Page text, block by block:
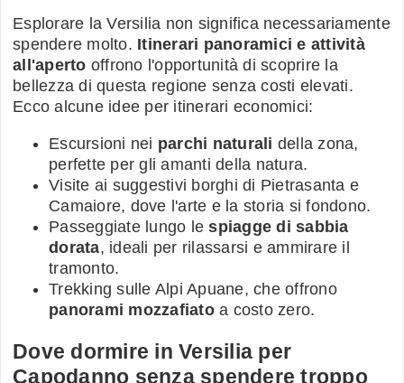
Esplorare la Versilia non significa necessariamente
spendere molto. Itinerari panoramici e attività
all'aperto offrono l'opportunità di scoprire la
bellezza di questa regione senza costi elevati.
Ecco alcune idee per itinerari economici:
Escursioni nei parchi naturali della zona,
perfette per gli amanti della natura.
Visite ai suggestivi borghi di Pietrasanta e
Camaiore, dove l'arte e la storia si fondono.
Passeggiate lungo lespiagge di sabbia
dorata, ideali per rilassarsi e ammirare il
tramonto.
Trekking sulle Alpi Apuane, che offrono
panorami mozzafiatoa costo zero.
Dove dormire in Versilia per
Capodanno senza spendere troppo